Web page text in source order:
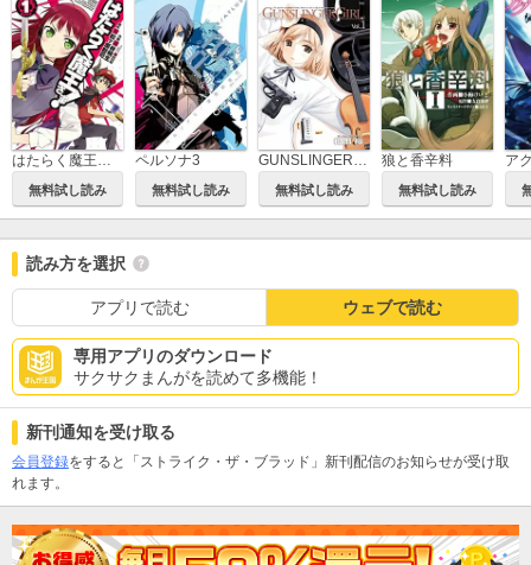
はたらく魔王さま！
無料試し読み
ペルソナ3
無料試し読み
GUNSLINGER GIRL
無料試し読み
狼と香辛料
無料試し読み
読み方を選択
アプリで読む ウェブで読む
専用アプリのダウンロード
サクサクまんがを読めて多機能！
新刊通知を受け取る
会員登録をすると「ストライク・ザ・ブラッド」新刊配信のお知らせが受け取
れます。